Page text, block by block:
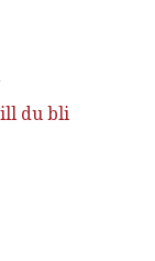
du bli